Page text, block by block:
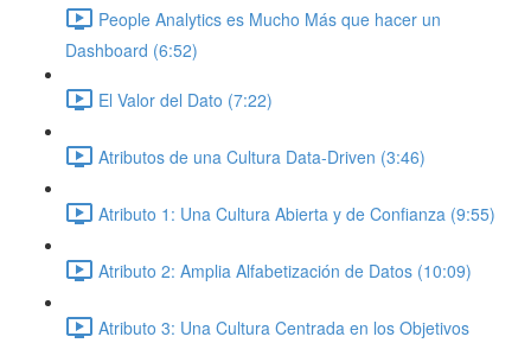
People Analytics es Mucho Más que hacer un
Dashboard (6:52)
El Valor del Dato (7:22)
Atributos de una Cultura Data-Driven (3:46)
Atributo 1: Una Cultura Abierta y de Confianza (9:55)
Atributo 2: Amplia Alfabetización de Datos (10:09)
Atributo 3: Una Cultura Centrada en los Objetivos